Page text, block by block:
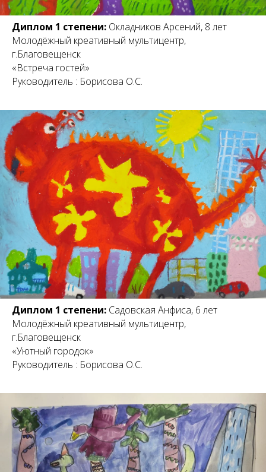
Диплом 1 степени: Окладников Арсений, 8 лет
Молодёжный креативный мультицентр,
г.Благовещенск
«Встреча гостей»
Руководитель : Борисова О.С.
Диплом 1 степени: Садовская Анфиса, 6 лет
Молодёжный креативный мультицентр,
г.Благовещенск
«Уютный городок»
Руководитель : Борисова О.С.